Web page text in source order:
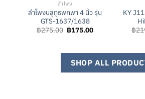
ลำโพง
ลำโพงบลูทูธพกพา 4 นิ้ว รุ่น
GTS-1637/1638
฿275.00 Original
price
฿175.00Current
KY
฿
SHOP ALL